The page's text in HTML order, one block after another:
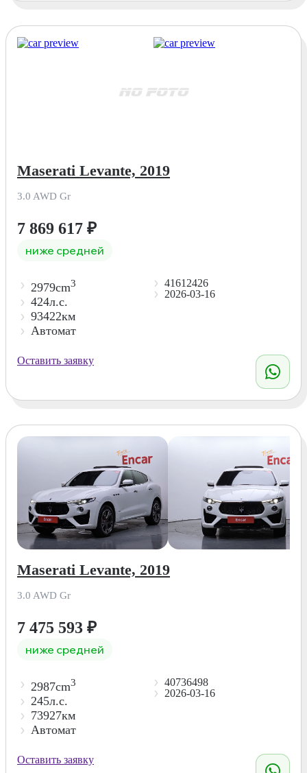
Maserati Levante, 2019
3.0 AWD Gr
7 869 617 ₽
ниже средней
2979cm3
424л.с.
93422км
Автомат
41612426
2026-03-16
Оставить заявку
Maserati Levante, 2019
3.0 AWD Gr
7 475 593 ₽
ниже средней
2987cm3
245л.с.
73927км
Автомат
40736498
2026-03-16
Оставить заявку